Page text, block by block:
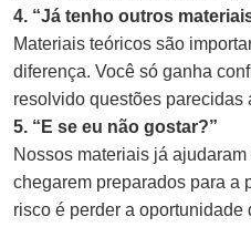
4. “Já tenho outros
Materiais teóricos são
diferença. Você só ganha
resolvido questões parecidas
5. “E se eu não gostar?”
Nossos materiais já
chegarem preparados para a
risco é perder a oportunidade